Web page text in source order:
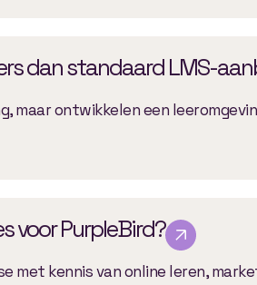
dan standaard LMS-
maar ontwikkelen een
voor PurpleBird?
met kennis van online leren,